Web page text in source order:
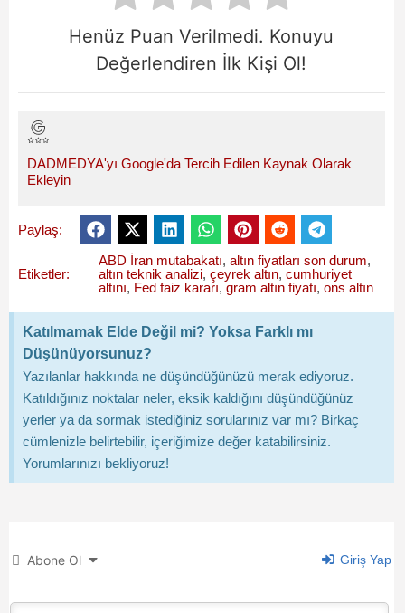
Henüz Puan Verilmedi. Konuyu
Değerlendiren İlk Kişi Ol!
DADMEDYA'yı Google'da Tercih Edilen Kaynak Olarak
Ekleyin
Paylaş:
Etiketler:
ABD İran mutabakatı,altın fiyatları son durum,
altın teknik analizi,çeyrek altın,cumhuriyet
altını, Fed faiz kararı,gram altın fiyatı,ons altın
Katılmamak Elde Değil mi? Yoksa Farklı mı
Düşünüyorsunuz?
Yazılanlar hakkında ne düşündüğünüzü merak ediyoruz.
Katıldığınız noktalar neler, eksik kaldığını düşündüğünüz
yerler ya da sormak istediğiniz sorularınız var mı? Birkaç
cümlenizle belirtebilir, içeriğimize değer katabilirsiniz.
Yorumlarınızı bekliyoruz!
Abone Ol Giriş Yap